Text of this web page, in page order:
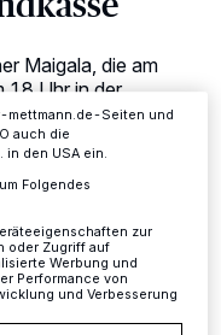
Maigala, die am
18 Uhr in der
noch rund 30
Euro) zur
einmal: ausverkauft!
Lesezeit
Einstellungen zu
indem Sie auf den Link
Website. Weitere
mettmann.de-Seiten und
auch die
in den USA ein.
Folgendes
zur
oder Zugriff auf
Werbung und
Performance von
und Verbesserung